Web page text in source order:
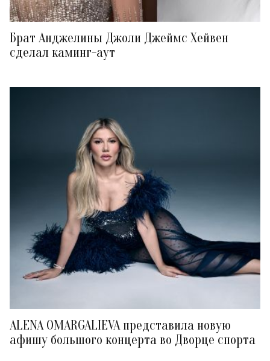
Брат Анджелины Джоли Джеймс Хейвен
сделал каминг-аут
ALENA OMARGALIEVA представила новую
афишу большого концерта во Дворце спорта